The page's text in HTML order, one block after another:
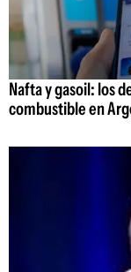
Nafta y gasoil: los
combustible en